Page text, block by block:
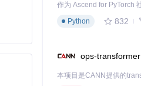
Python
832
ops-transformer